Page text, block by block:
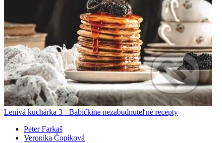
Lenivá kuchárka 3 - Babičkine nezabudnuteľné recepty
Peter Farkaš
Veronika Čopíková